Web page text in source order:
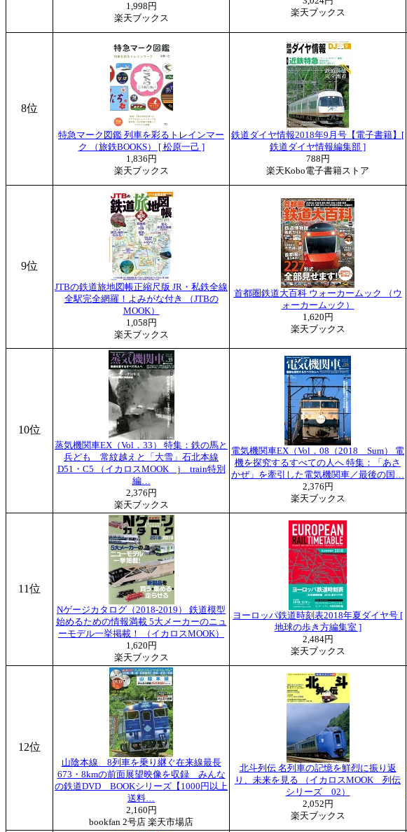
1,998円
楽天ブックス
楽天ブックス
8位
特急マーク図鑑 列車を彩るトレインマー
ク （旅鉄BOOKS） [ 松原一己 ]
1,836円
楽天ブックス
鉄道ダイヤ情報2018年9月号【電子書籍】[
鉄道ダイヤ情報編集部 ]
788円
楽天Kobo電子書籍ストア
9位
JTBの鉄道旅地図帳正縮尺版 JR・私鉄全線
全駅完全網羅！よみがな付き （JTBの
MOOK）
1,058円
楽天ブックス
首都圏鉄道大百科 ウォーカームック （ウ
ォーカームック）
1,620円
楽天ブックス
10位
蒸気機関車EX（Vol．33） 特集：鉄の馬と
兵ども 常紋越えと「大雪」石北本線
D51・C5 （イカロスMOOK j train特別
編…
2,376円
楽天ブックス
電気機関車EX（Vol．08（2018 Sum） 電
機を探究するすべての人へ 特集：「あさ
かぜ」を牽引した電気機関車／最後の国…
2,376円
楽天ブックス
11位
Nゲージカタログ（2018-2019） 鉄道模型
始めるための情報満載 5大メーカーのニュ
ーモデル一挙掲載！ （イカロスMOOK）
1,620円
楽天ブックス
ヨーロッパ鉄道時刻表2018年夏ダイヤ号 [
地球の歩き方編集室 ]
2,484円
楽天ブックス
12位
山陰本線 8列車を乗り継ぐ在来線最長
673・8kmの前面展望映像を収録 みんな
の鉄道DVD BOOKシリーズ【1000円以上
送料…
2,160円
bookfan 2号店 楽天市場店
北斗列伝 名列車の記憶を鮮烈に振り返
り、未来を見る （イカロスMOOK 列伝
シリーズ 02）
2,052円
楽天ブックス